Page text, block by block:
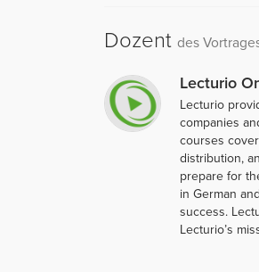
Dozent des
Lecturio
Lecturio
companies
courses
distribution,
prepare for
in German
success.
Lecturio’s